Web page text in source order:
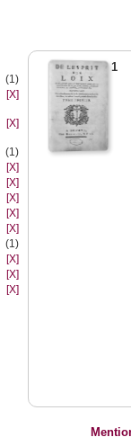
(1)
[X]
[X]
(1)
[X]
[X]
[X]
[X]
[X]
(1)
[X]
[X]
[X]
1